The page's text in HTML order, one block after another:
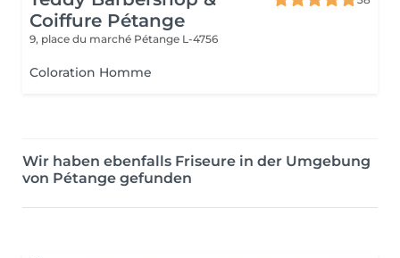
Coiffure Pétange
9, place du marché Pétange L-4756
Coloration Homme
Wir haben ebenfalls Friseure in der Umgebung
von Pétange gefunden